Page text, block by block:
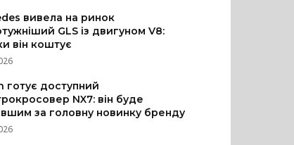
вивела на ринок
GLS із двигуном V8:
він коштує
готує доступний
NX7: він буде
за головну новинку бренду